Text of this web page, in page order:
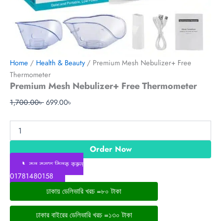
Home / Health & Beauty/ Premium Mesh Nebulizer+ Free
Thermometer
Premium Mesh Nebulizer+ Free Thermometer
1,700.00৳699.00৳
Order Now
📞কল করতে ক্লিক করুন
01781480158
ঢাকায় ডেলিভারি খরচ =৮০ টাকা
ঢাকার বাইরের ডেলিভারি খরচ =১৩০ টাকা